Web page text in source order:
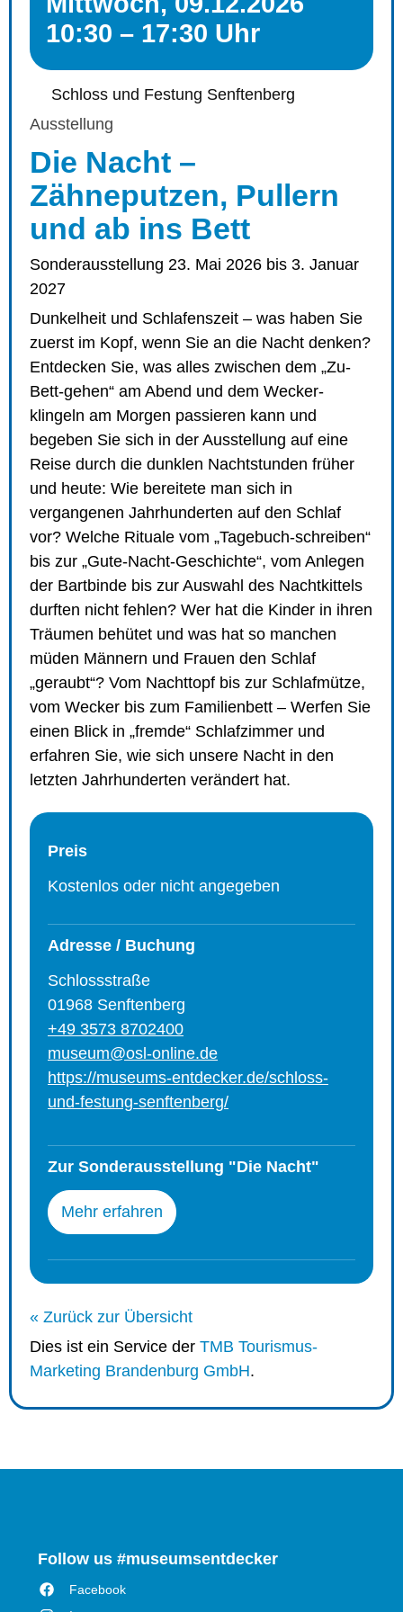
10:30 – 17:30 Uhr
Schloss und Festung Senftenberg
Ausstellung
Die Nacht –
Zähneputzen, Pullern
und ab ins Bett
Sonderausstellung 23. Mai 2026 bis 3. Januar
2027
Dunkelheit und Schlafenszeit – was haben Sie
zuerst im Kopf, wenn Sie an die Nacht denken?
Entdecken Sie, was alles zwischen dem „Zu-
Bett-gehen“ am Abend und dem Wecker-
klingeln am Morgen passieren kann und
begeben Sie sich in der Ausstellung auf eine
Reise durch die dunklen Nachtstunden früher
und heute: Wie bereitete man sich in
vergangenen Jahrhunderten auf den Schlaf
vor? Welche Rituale vom „Tagebuch-schreiben“
bis zur „Gute-Nacht-Geschichte“, vom Anlegen
der Bartbinde bis zur Auswahl des Nachtkittels
durften nicht fehlen? Wer hat die Kinder in ihren
Träumen behütet und was hat so manchen
müden Männern und Frauen den Schlaf
„geraubt“? Vom Nachttopf bis zur Schlafmütze,
vom Wecker bis zum Familienbett – Werfen Sie
einen Blick in „fremde“ Schlafzimmer und
erfahren Sie, wie sich unsere Nacht in den
letzten Jahrhunderten verändert hat.
Preis
Kostenlos oder nicht angegeben
Adresse / Buchung
Schlossstraße
01968 Senftenberg
+49 3573 8702400
museum@osl-online.de
https://museums-entdecker.de/schloss-
und-festung-senftenberg/
Zur Sonderausstellung "Die Nacht"
Mehr erfahren
« Zurück zur Übersicht
Dies ist ein Service der TMB Tourismus-
Marketing Brandenburg GmbH.
Follow us #museumsentdecker
Facebook